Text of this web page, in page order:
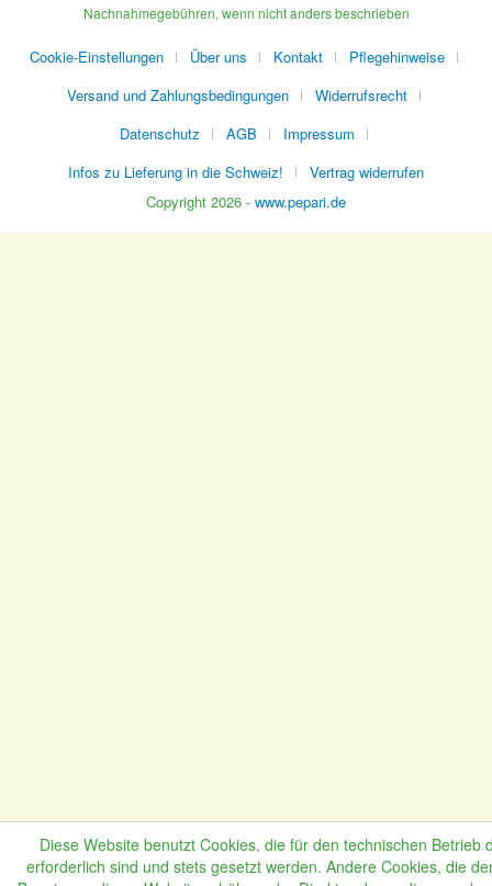
Nachnahmegebühren, wenn nicht anders beschrieben
Cookie-Einstellungen Über uns Kontakt
Pflegehinweise
Versand und Zahlungsbedingungen
Widerrufsrecht
Datenschutz
AGB
Impressum
Infos zu Lieferung in die Schweiz!
Vertrag widerrufen
Copyright 2026 - www.pepari.de
Diese Website benutzt Cookies, die für den technischen Betrieb
erforderlich sind und stets gesetzt werden. Andere Cookies, die